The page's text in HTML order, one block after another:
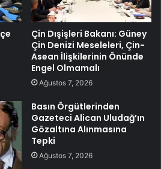
Çin Dışişleri Bakanı: Güney
Çin Denizi Meseleleri, Çin-
Asean İlişkilerinin Önünde
Engel Olmamalı
Ağustos 7, 2026
Basın Örgütlerinden
Gazeteci Alican Uludağ’ın
Gözaltına Alınmasına
Tepki
Ağustos 7, 2026